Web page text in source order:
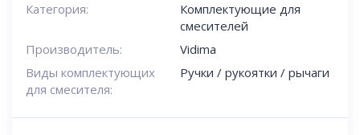
Категория:
Комплектующие для
смесителей
Производитель:
Vidima
Виды комплектующих
для смесителя:
Ручки / рукоятки / рычаги